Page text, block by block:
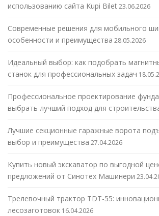
использованию сайта Kupi Bilet23.06.2026
Современные решения для мобильного
особенности и преимущества 28.05.2026
Идеальный выбор: как подобрать
станок для профессиональных задач
Профессиональное проектирование
выбрать лучший подход для
Лучшие секционные гаражные ворота
выбор и преимущества 27.04.2026
Купить новый экскаватор по выгодной
предложений от Синотех Машинери
Трелевочный трактор TDT-55:
лесозаготовок 16.04.2026